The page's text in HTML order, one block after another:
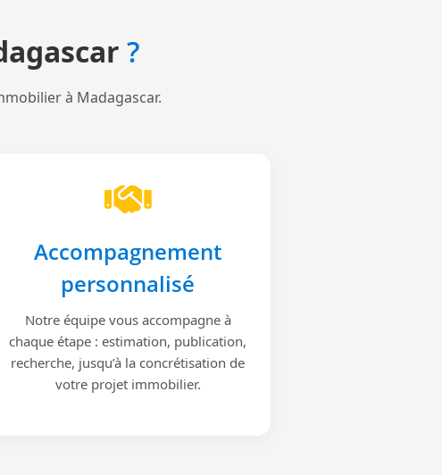
?
à Madagascar.
Accompagnement
personnalisé
Notre équipe vous accompagne à
chaque étape : estimation, publication,
recherche, jusqu’à la concrétisation de
votre projet immobilier.